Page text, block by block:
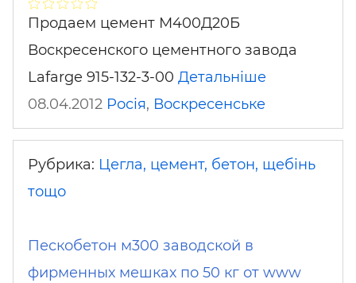
Продаем цемент М400Д20Б
Воскресенского цементного завода
Lafarge 915-132-3-00 Детальніше
08.04.2012 Росія, Воскресенське
Рубрика: Цегла, цемент, бетон, щебінь
тощо
Пескобетон м300 заводской в
фирменных мешках по 50 кг от www